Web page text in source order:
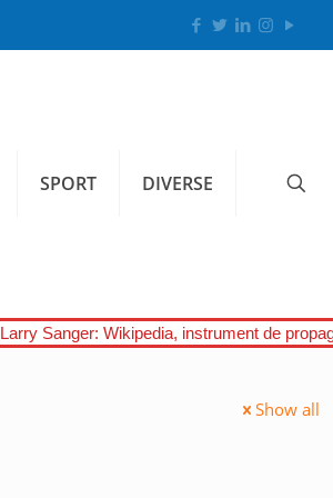
SPORT DIVERSE
Larry Sanger: Wikipedia, instrument de
Show all